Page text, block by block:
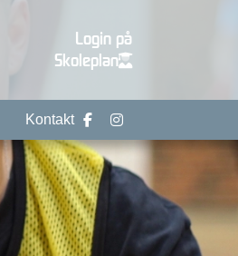
Login på
Skoleplan
Kontakt